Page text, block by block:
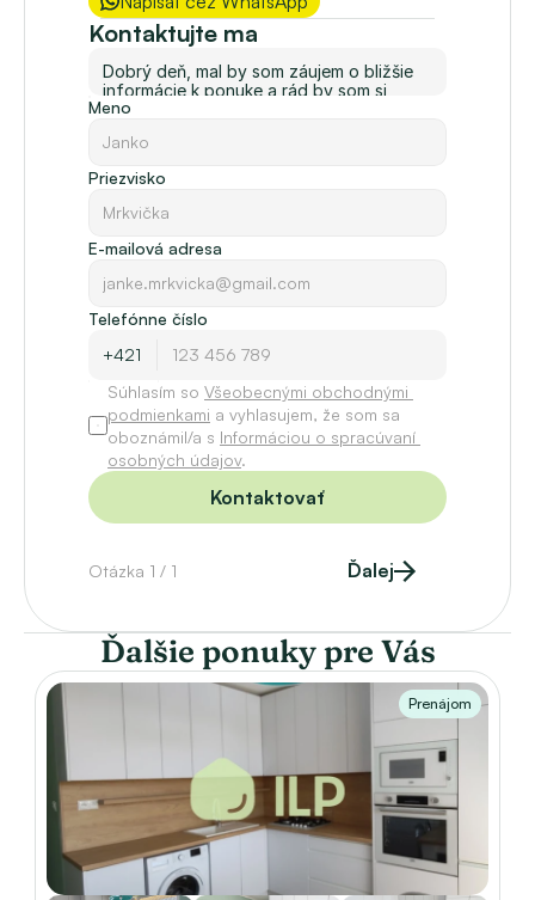
Kontaktujte ma
Meno
Priezvisko
E-mailová adresa
Telefónne číslo
Súhlasím so Všeobecnými obchodnými
podmienkami a vyhlasujem, že som sa
oboznámil/a s Informáciou o spracúvaní
osobných údajov.
Kontaktovať
Otázka 1 / 1 Ďalej
Ďalšie ponuky pre Vás
Prenájom